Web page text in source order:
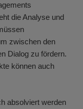
die Analyse und
zwischen den
Dialog zu fördern.
können auch
absolviert werden